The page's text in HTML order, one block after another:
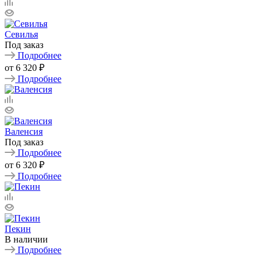
Севилья
Под заказ
Подробнее
от 6 320 ₽
Подробнее
Валенсия
Под заказ
Подробнее
от 6 320 ₽
Подробнее
Пекин
В наличии
Подробнее